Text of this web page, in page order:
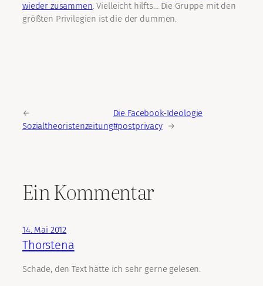
wieder zusammen. Vielleicht hilfts… Die Gruppe mit den
größten Privilegien ist die der dummen.
←
Sozialtheoristenzeitung
Die Facebook-Ideologie
#postprivacy →
Ein Kommentar
14. Mai 2012
Thorstena
Schade, den Text hätte ich sehr gerne gelesen.